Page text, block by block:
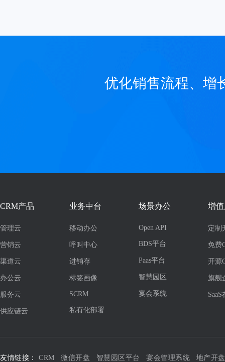
优化销售流程、增
CRM产品
管理云
营销云
渠道云
办公云
服务云
供应链云
业务中台
移动办公
呼叫中心
进销存
标签画像
SCRM
私有化部署
场景办公
Open API
BDS平台
Paas平台
智慧园区
宴会系统
增
定制
免费
开源
旗舰
友情链接： CRM 微信开盘 智慧园区平台 宴会管理系统 地产开